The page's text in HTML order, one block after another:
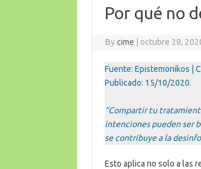
Por qué no
Bycime octubre 28,
Fuente: Epistemonikos |
Publicado: 15/10/2020.
“Compartir tu
intenciones pueden ser
se contribuye a la
Esto aplica no solo a las